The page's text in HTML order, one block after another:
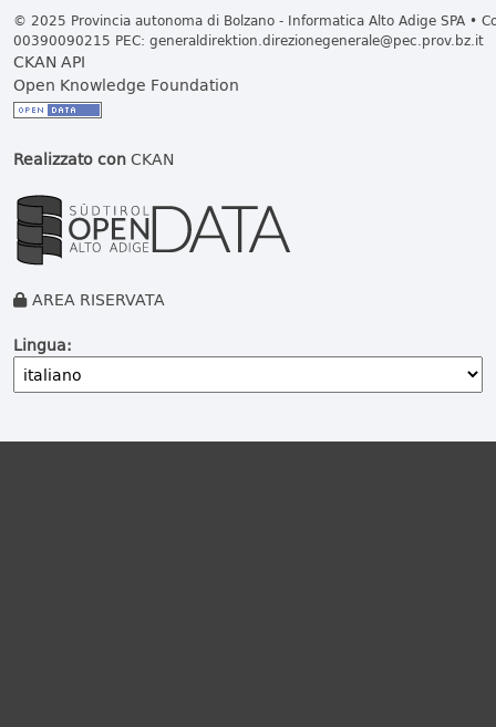
© 2025 Provincia autonoma di Bolzano - Informatica Alto Adige SPA •
00390090215 PEC: generaldirektion.direzionegenerale@pec.prov.bz.it
CKAN API
Open Knowledge Foundation
Realizzato conCKAN
AREA RISERVATA
Lingua